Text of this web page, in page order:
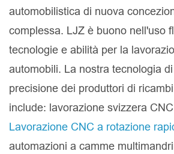
automobilistica di nuova
complessa. LJZ è buono nell'uso
tecnologie e abilità per la
automobili. La nostra tecnologia
precisione dei produttori di
include: lavorazione svizzera
Lavorazione CNC a rotazione
automazioni a camme